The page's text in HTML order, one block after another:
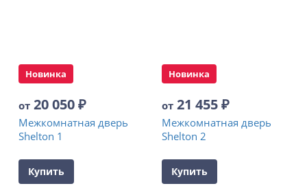
Новинка
от 20 050₽
Межкомнатная дверь
Shelton 1
Купить
Новинка
от 21 455₽
Межкомнатная дверь
Shelton 2
Купить